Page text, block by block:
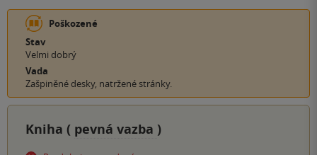
Poškozené
Stav
Velmi dobrý
Vada
Zašpiněné desky, natržené stránky.
Kniha ( pevná vazba )